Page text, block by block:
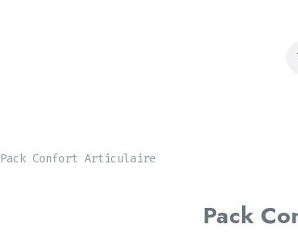
Pack Confort Articulaire
Pack